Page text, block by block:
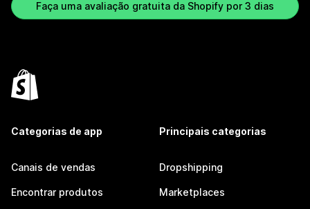
Faça uma avaliação gratuita da Shopify por 3 dias
Categorias de app
Canais de vendas
Encontrar produtos
Principais categorias
Dropshipping
Marketplaces